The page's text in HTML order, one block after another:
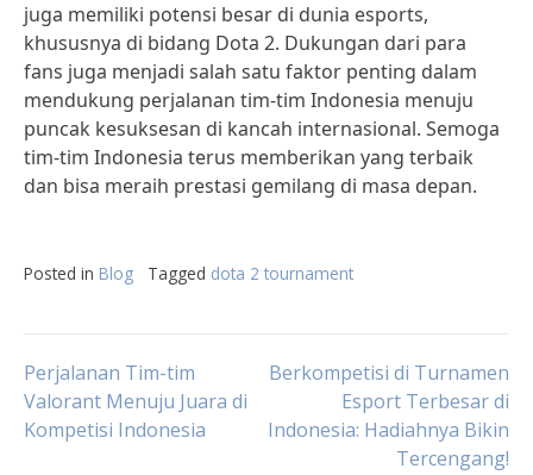
juga memiliki potensi besar di dunia esports,
khususnya di bidang Dota 2. Dukungan dari para
fans juga menjadi salah satu faktor penting dalam
mendukung perjalanan tim-tim Indonesia menuju
puncak kesuksesan di kancah internasional. Semoga
tim-tim Indonesia terus memberikan yang terbaik
dan bisa meraih prestasi gemilang di masa depan.
Posted in Blog Tagged dota 2 tournament
Post
navigation
Perjalanan Tim-tim
Valorant Menuju Juara di
Kompetisi Indonesia
Berkompetisi di Turnamen
Esport Terbesar di
Indonesia: Hadiahnya Bikin
Tercengang!